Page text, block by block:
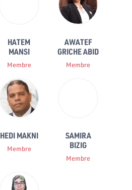
HATEM
MANSI
Membre
AWATEF
GRICHE ABID
Membre
HEDI MAKNI
Membre
SAMIRA
BIZIG
Membre